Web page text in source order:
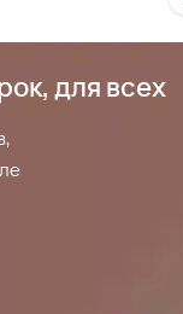
для всех